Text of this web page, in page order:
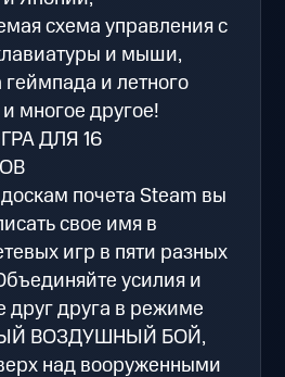
схема управления с
и мыши,
и летного
многое другое!
ДЛЯ 16
почета Steam вы
свое имя в
игр в пяти разных
усилия и
друга в режиме
ВОЗДУШНЫЙ БОЙ,
над вооруженными